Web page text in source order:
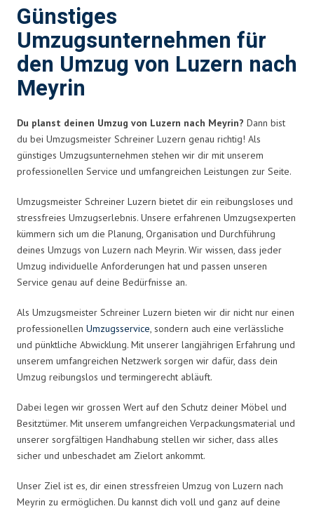
Günstiges
Umzugsunternehmen für
den Umzug von Luzern nach
Meyrin
Du planst deinen Umzug von Luzern nach Meyrin? Dann bist
du bei Umzugsmeister Schreiner Luzern genau richtig! Als
günstiges Umzugsunternehmen stehen wir dir mit unserem
professionellen Service und umfangreichen Leistungen zur Seite.
Umzugsmeister Schreiner Luzern bietet dir ein reibungsloses und
stressfreies Umzugserlebnis. Unsere erfahrenen Umzugsexperten
kümmern sich um die Planung, Organisation und Durchführung
deines Umzugs von Luzern nach Meyrin. Wir wissen, dass jeder
Umzug individuelle Anforderungen hat und passen unseren
Service genau auf deine Bedürfnisse an.
Als Umzugsmeister Schreiner Luzern bieten wir dir nicht nur einen
professionellen Umzugsservice, sondern auch eine verlässliche
und pünktliche Abwicklung. Mit unserer langjährigen Erfahrung und
unserem umfangreichen Netzwerk sorgen wir dafür, dass dein
Umzug reibungslos und termingerecht abläuft.
Dabei legen wir grossen Wert auf den Schutz deiner Möbel und
Besitztümer. Mit unserem umfangreichen Verpackungsmaterial und
unserer sorgfältigen Handhabung stellen wir sicher, dass alles
sicher und unbeschadet am Zielort ankommt.
Unser Ziel ist es, dir einen stressfreien Umzug von Luzern nach
Meyrin zu ermöglichen. Du kannst dich voll und ganz auf deine